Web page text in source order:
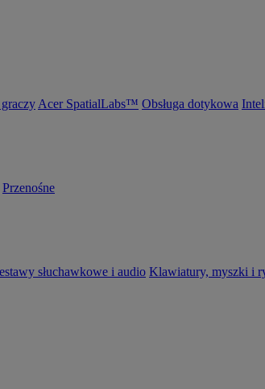
Acer SpatialLabs™ Obsługa dotykowa
Przenośne
słuchawkowe i audio Klawiatury, myszki i